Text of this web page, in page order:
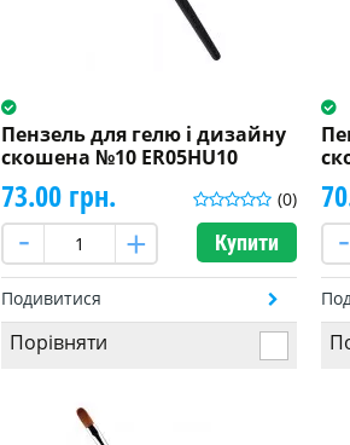
Пензель для гелю і дизайну
скошена №10 ER05HU10
(0)
73.00 грн.
Купити
Подивитися
Порівняти